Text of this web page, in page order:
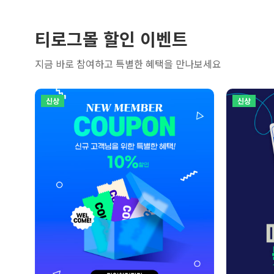
티로그몰 할인 이벤트
지금 바로 참여하고 특별한 혜택을 만나보세요
신상 신상